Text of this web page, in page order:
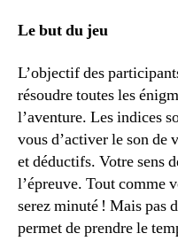
Le but du jeu
L’objectif des
résoudre toutes les
l’aventure. Les indices
vous d’activer le son de
et déductifs. Votre sens
l’épreuve. Tout comme
serez minuté ! Mais pas
permet de prendre le